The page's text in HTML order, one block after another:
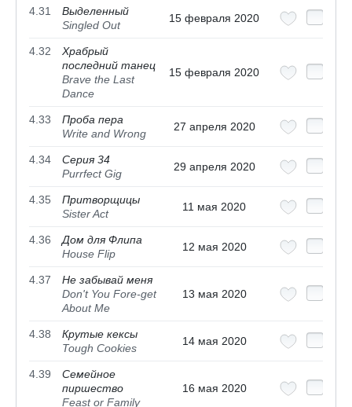
4.31
Выделенный
Singled Out
15 февраля 2020
4.32
Храбрый
последний танец
Brave the Last
Dance
15 февраля 2020
4.33
Проба пера
Write and Wrong
27 апреля 2020
4.34
Серия 34
Purrfect Gig
29 апреля 2020
4.35
Притворщицы
Sister Act
11 мая 2020
4.36
Дом для Флипа
House Flip
12 мая 2020
4.37
Не забывай меня
Don't You Fore-get
About Me
13 мая 2020
4.38
Крутые кексы
Tough Cookies
14 мая 2020
4.39
Семейное
пиршество
Feast or Family
16 мая 2020